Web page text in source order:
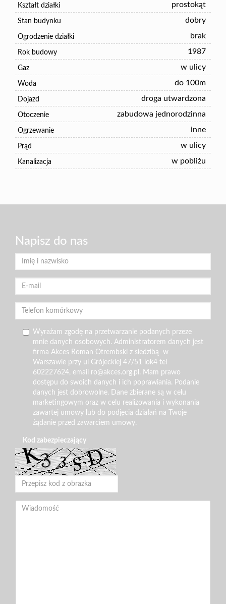
Kształt działki prostokąt
Stan budynku dobry
Ogrodzenie działki brak
Rok budowy 1987
Gaz w ulicy
Woda do 100m
Dojazd droga utwardzona
Otoczenie zabudowa jednorodzinna
Ogrzewanie inne
Prąd w ulicy
Kanalizacja w pobliżu
Napisz do nas
Wyrażam zgodę na przetwarzanie podanych przeze
mnie danych osobowych. Administratorem danych jest
firma Akces Roman Otrembski z siedzibą w
Warszawie przy ul Grójeckiej 47/51 lok4 tel
602227624, email ro@akces.org.pl. Mam prawo
dostępu do swoich danych i ich poprawiania. Podanie
danych jest dobrowolne. Dane zbierane są w celu
marketingowym oraz w celu realizowania i wykonania
zawartej umowy lub do podjęcia działań na Twoje
żądanie przed zawarciem umowy.
Kod zabezpieczający